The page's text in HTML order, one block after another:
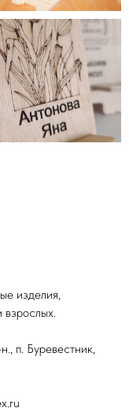
изделия,
взрослых.
п. Буревестник,